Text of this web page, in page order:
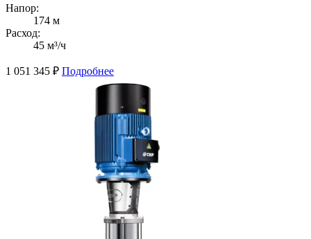
Напор:
174 м
Расход:
45 м³/ч
1 051 345 ₽ Подробнее